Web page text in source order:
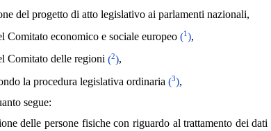
del progetto di atto legislativo ai parlamenti nazionali,
Comitato economico e sociale europeo (1),
Comitato delle regioni (2),
la procedura legislativa ordinaria (3),
segue:
delle persone fisiche con riguardo al trattamento dei